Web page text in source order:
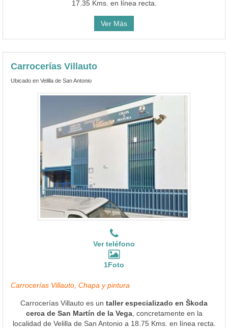
17.35 Kms. en línea recta.
Ver Más
Carrocerías Villauto
Ubicado en Velilla de San Antonio
Ver teléfono
1Foto
Carrocerías Villauto, Chapa y pintura
Carrocerías Villauto es un taller especializado en Škoda
cerca de San Martín de la Vega, concretamente en la
localidad de Velilla de San Antonio a 18.75 Kms. en línea recta.